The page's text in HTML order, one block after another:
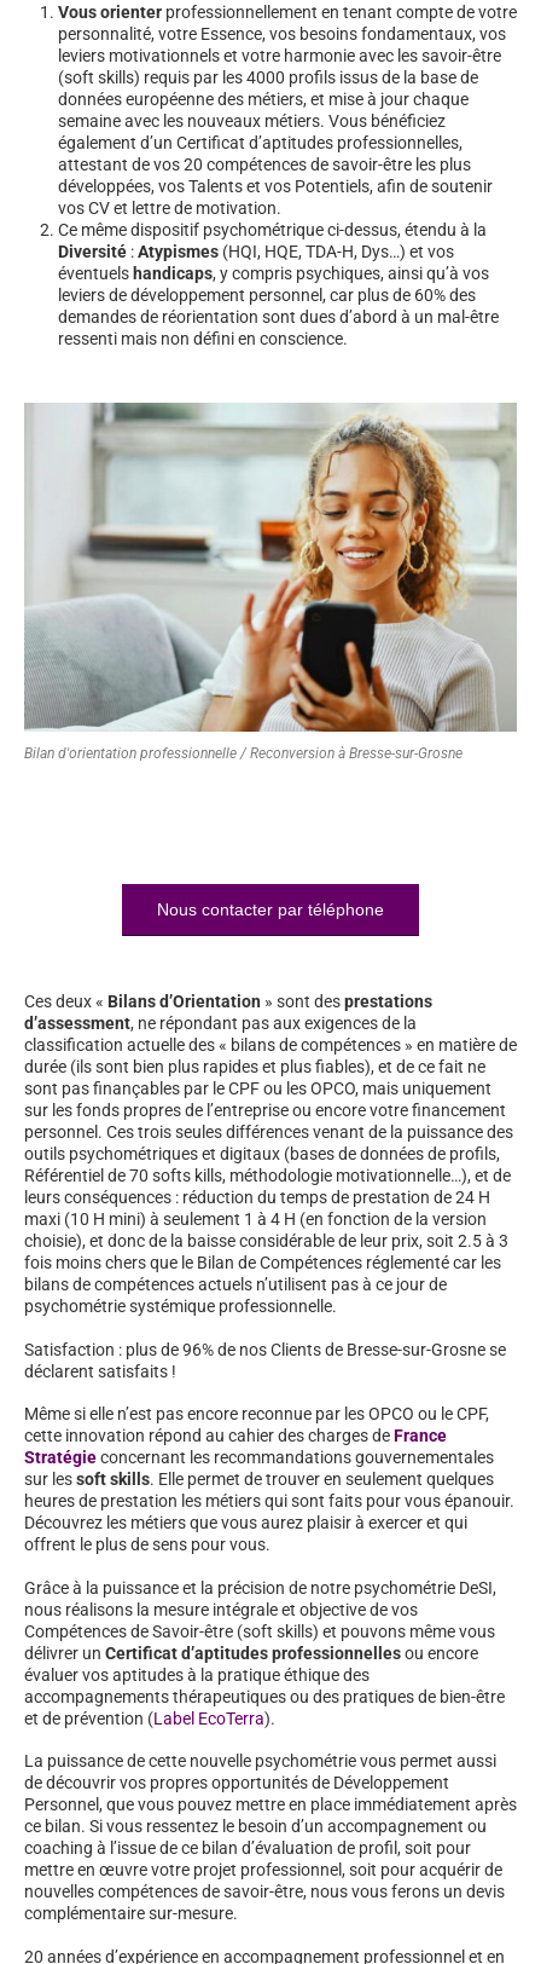
Vous orienter professionnellement en tenant compte de votre
personnalité, votre Essence, vos besoins fondamentaux, vos
leviers motivationnels et votre harmonie avec les savoir-être
(soft skills) requis par les 4000 profils issus de la base de
données européenne des métiers, et mise à jour chaque
semaine avec les nouveaux métiers. Vous bénéficiez
également d’un Certificat d’aptitudes professionnelles,
attestant de vos 20 compétences de savoir-être les plus
développées, vos Talents et vos Potentiels, afin de soutenir
vos CV et lettre de motivation.
Ce même dispositif psychométrique ci-dessus, étendu à la
Diversité :Atypismes (HQI, HQE, TDA-H, Dys…) et vos
éventuels handicaps, y compris psychiques, ainsi qu’à vos
leviers de développement personnel, car plus de 60% des
demandes de réorientation sont dues d’abord à un mal-être
ressenti mais non défini en conscience.
Bilan d'orientation professionnelle / Reconversion à Bresse-sur-Grosne
Nous contacter par téléphone
Ces deux « Bilans d’Orientation » sont desprestations
d’assessment, ne répondant pas aux exigences de la
classification actuelle des « bilans de compétences » en matière de
durée (ils sont bien plus rapides et plus fiables), et de ce fait ne
sont pas finançables par le CPF ou les OPCO, mais uniquement
sur les fonds propres de l’entreprise ou encore votre financement
personnel. Ces trois seules différences venant de la puissance des
outils psychométriques et digitaux (bases de données de profils,
Référentiel de 70 softs kills, méthodologie motivationnelle…), et de
leurs conséquences : réduction du temps de prestation de 24 H
maxi (10 H mini) à seulement 1 à 4 H (en fonction de la version
choisie), et donc de la baisse considérable de leur prix, soit 2.5 à 3
fois moins chers que le Bilan de Compétences réglementé car les
bilans de compétences actuels n’utilisent pas à ce jour de
psychométrie systémique professionnelle.
Satisfaction : plus de 96% de nos Clients de Bresse-sur-Grosne se
déclarent satisfaits !
Même si elle n’est pas encore reconnue par les OPCO ou le CPF,
cette innovation répond au cahier des charges deFrance
Stratégieconcernant les recommandations gouvernementales
sur lessoft skills. Elle permet de trouver en seulement quelques
heures de prestation les métiers qui sont faits pour vous épanouir.
Découvrez les métiers que vous aurez plaisir à exercer et qui
offrent le plus de sens pour vous.
Grâce à la puissance et la précision de notre psychométrie DeSI,
nous réalisons la mesure intégrale et objective de vos
Compétences de Savoir-être (soft skills) et pouvons même vous
délivrer un Certificat d’aptitudes professionnellesou encore
évaluer vos aptitudes à la pratique éthique des
accompagnements thérapeutiques ou des pratiques de bien-être
et de prévention (Label EcoTerra).
La puissance de cette nouvelle psychométrie vous permet aussi
de découvrir vos propres opportunités de Développement
Personnel, que vous pouvez mettre en place immédiatement après
ce bilan. Si vous ressentez le besoin d’un accompagnement ou
coaching à l’issue de ce bilan d’évaluation de profil, soit pour
mettre en œuvre votre projet professionnel, soit pour acquérir de
nouvelles compétences de savoir-être, nous vous ferons un devis
complémentaire sur-mesure.
20 années d’expérience en accompagnement professionnel et en